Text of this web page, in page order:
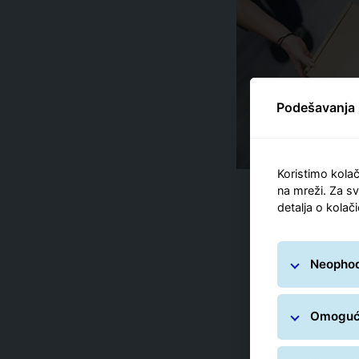
Koristimo
na mreži. Za
detalja o